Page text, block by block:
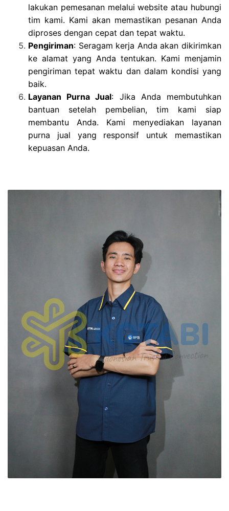
lakukan pemesanan melalui website atau hubungi
tim kami. Kami akan memastikan pesanan Anda
diproses dengan cepat dan tepat waktu.
Pengiriman: Seragam kerja Anda akan dikirimkan
ke alamat yang Anda tentukan. Kami menjamin
pengiriman tepat waktu dan dalam kondisi yang
baik.
Layanan Purna Jual: Jika Anda membutuhkan
bantuan setelah pembelian, tim kami siap
membantu Anda. Kami menyediakan layanan
purna jual yang responsif untuk memastikan
kepuasan Anda.